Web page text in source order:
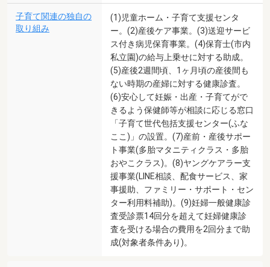
子育て関連の独自の
取り組み
(1)児童ホーム・子育て支援センタ
ー。(2)産後ケア事業。(3)送迎サービ
ス付き病児保育事業。(4)保育士(市内
私立園)の給与上乗せに対する助成。
(5)産後2週間頃、1ヶ月頃の産後間も
ない時期の産婦に対する健康診査。
(6)安心して妊娠・出産・子育てがで
きるよう保健師等が相談に応じる窓口
「子育て世代包括支援センター(ふな
ここ)」の設置。(7)産前・産後サポー
ト事業(多胎マタニティクラス・多胎
おやこクラス)。(8)ヤングケアラー支
援事業(LINE相談、配食サービス、家
事援助、ファミリー・サポート・セン
ター利用料補助)。(9)妊婦一般健康診
査受診票14回分を超えて妊婦健康診
査を受ける場合の費用を2回分まで助
成(対象者条件あり)。